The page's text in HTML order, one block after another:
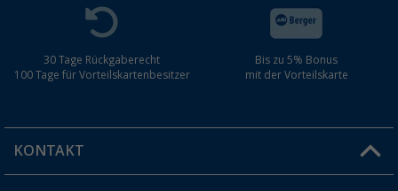
30 Tage Rückgaberecht
100 Tage für Vorteilskartenbesitzer
Bis zu 5% Bonus
mit der Vorteilskarte
KONTAKT